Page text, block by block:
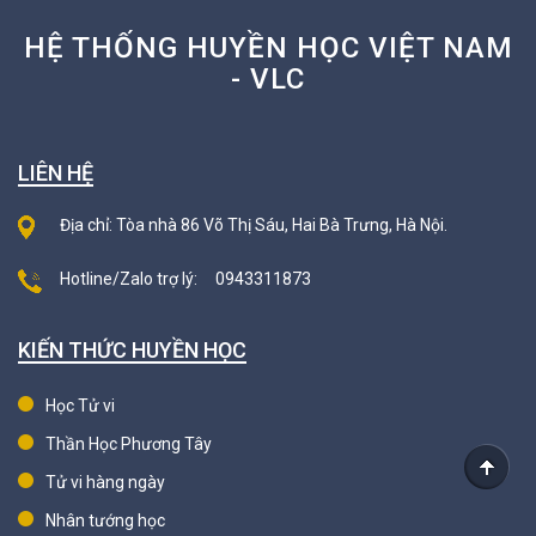
HỆ THỐNG HUYỀN HỌC VIỆT NAM
- VLC
LIÊN HỆ
Địa chỉ: Tòa nhà 86 Võ Thị Sáu, Hai Bà Trưng, Hà Nội.
Hotline/Zalo trợ lý: 0943311873
KIẾN THỨC HUYỀN HỌC
Học Tử vi
Thần Học Phương Tây
Tử vi hàng ngày
Nhân tướng học